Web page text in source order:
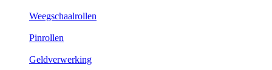
Weegschaalrollen
Pinrollen
Geldverwerking